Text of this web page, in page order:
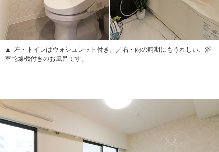
左・トイレはウォシュレット付き。／右・雨の時期にもうれしい、浴
室乾燥機付きのお風呂です。